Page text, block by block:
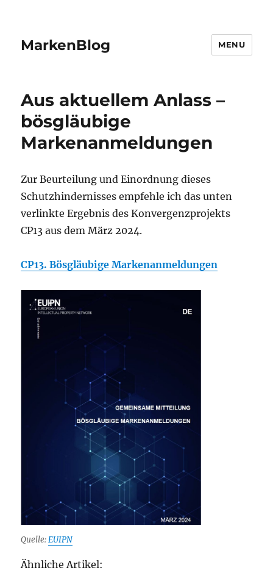
MarkenBlog MENU
Aus aktuellem Anlass –
bösgläubige
Markenanmeldungen
Zur Beurteilung und Einordnung dieses
Schutzhindernisses empfehle ich das unten
verlinkte Ergebnis des Konvergenzprojekts
CP13 aus dem März 2024.
CP13. Bösgläubige Markenanmeldungen
Quelle:EUIPN
Ähnliche Artikel: